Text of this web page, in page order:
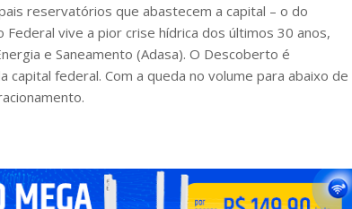
reservatórios que abastecem a capital – o do
vive a pior crise hídrica dos últimos 30 anos,
e Saneamento (Adasa). O Descoberto é
federal. Com a queda no volume para abaixo de